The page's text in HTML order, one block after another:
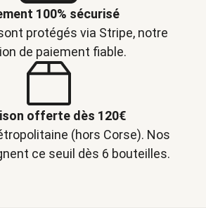
100% sécurisé
protégés via Stripe, notre
de paiement fiable.
offerte dès 120€
(hors Corse). Nos
ce seuil dès 6 bouteilles.